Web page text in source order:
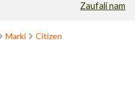
Zaufali nam
Marki Citizen